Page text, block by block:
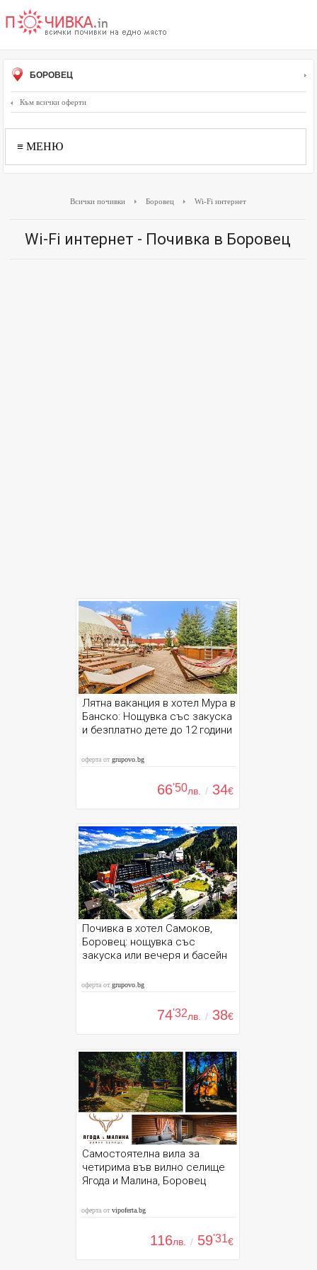
БОРОВЕЦ
Към всички оферти
≡ МЕНЮ
Всички почивки Боровец Wi-Fi интернет
Wi-Fi интернет - Почивка в Боровец
Лятна ваканция в хотел Мура в
Банско: Нощувка със закуска
и безплатно дете до 12 години
оферта отgrupovo.bg
66'50лв. / 34€
Почивка в хотел Самоков,
Боровец: нощувка със
закуска или вечеря и басейн
оферта отgrupovo.bg
74'32лв. / 38€
Самостоятелна вила за
четирима във вилно селище
Ягода и Малина, Боровец
оферта отvipoferta.bg
116лв. / 59'31€